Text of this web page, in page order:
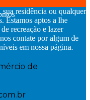
sua residência ou qualquer
Estamos aptos a lhe
recreação e lazer
contate por algum de
em nossa página.
de